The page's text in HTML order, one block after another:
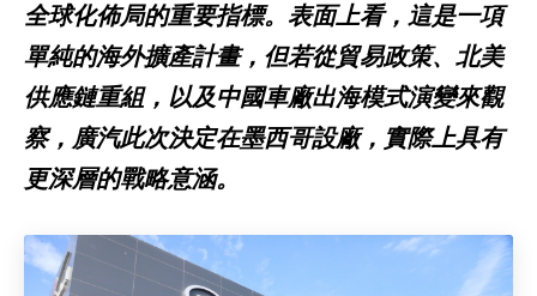
全球化佈局的重要指標。表面上看，這是一項
單純的海外擴產計畫，但若從貿易政策、北美
供應鏈重組，以及中國車廠出海模式演變來觀
察，廣汽此次決定在墨西哥設廠，實際上具有
更深層的戰略意涵。